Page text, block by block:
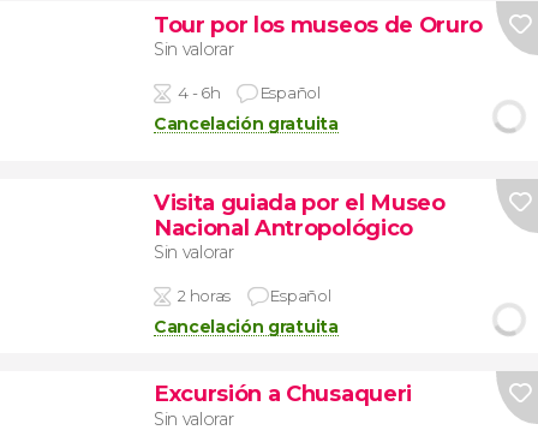
Tour por los museos de Oruro
Sin valorar
4 - 6h Español
Cancelación gratuita
Visita guiada por el Museo
Nacional Antropológico
Sin valorar
2 horas Español
Cancelación gratuita
Excursión a Chusaqueri
Sin valorar